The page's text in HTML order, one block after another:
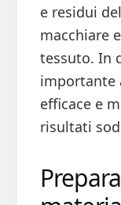
e residui
macchiare
tessuto. In
importante
efficace e
risultati